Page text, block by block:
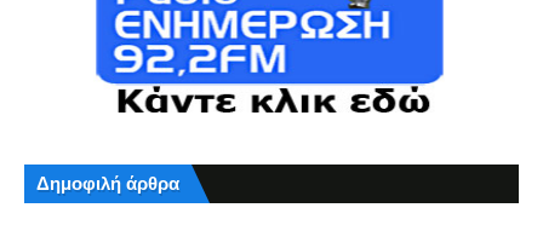
Δημοφιλή άρθρα